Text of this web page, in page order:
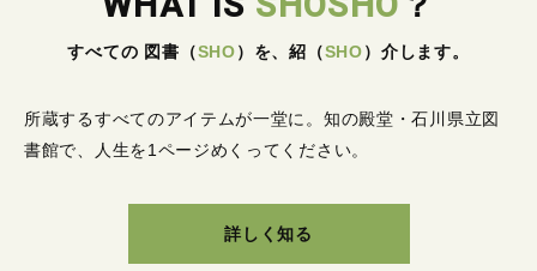
すべての 図書 （SHO） を、紹 （SHO） 介します。
所蔵するすべてのアイテムが一堂に。 知の殿堂・石川県立図
書館で、人生を1ページめくってください。
詳しく知る